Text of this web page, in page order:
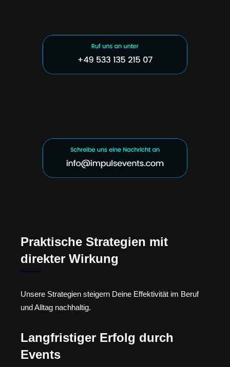
Praktische Strategien mit
direkter Wirkung
Unsere Strategien steigern Deine Effektivität im Beruf
und Alltag nachhaltig.
Langfristiger Erfolg durch
Events